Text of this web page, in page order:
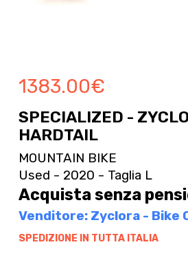
1383.00€
SPECIALIZED -
HARDTAIL
MOUNTAIN BIKE
Used - 2020 - Taglia L
Acquista senza
Venditore: Zyclora - Bike
SPEDIZIONE IN TUTTA ITALIA